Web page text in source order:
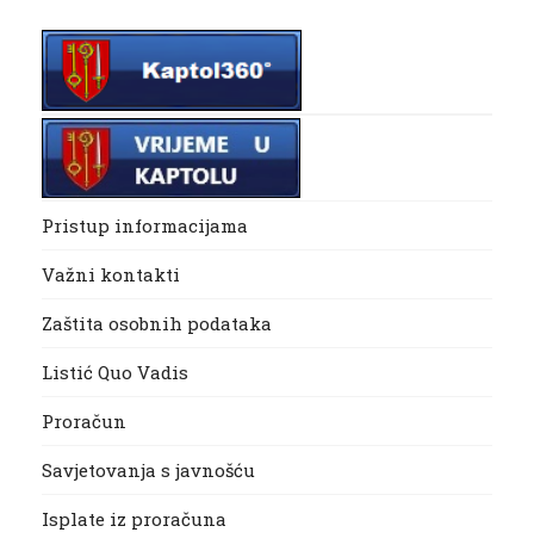
Pristup informacijama
Važni kontakti
Zaštita osobnih podataka
Listić Quo Vadis
Proračun
Savjetovanja s javnošću
Isplate iz proračuna